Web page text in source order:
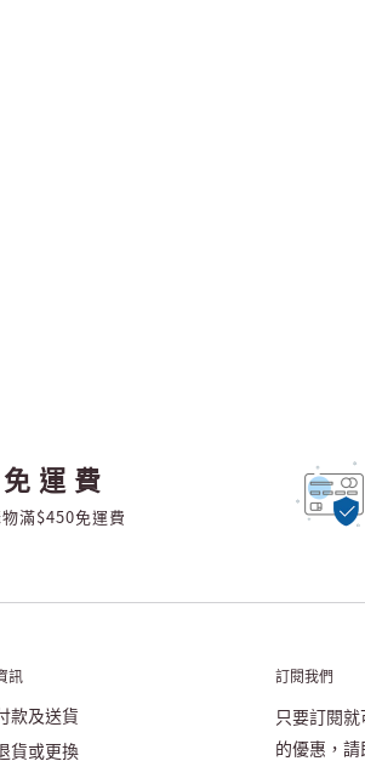
免運費
滿$450免運費
訊
款及送貨
貨或更換
訂閱我們
只要訂閱
的優惠，請